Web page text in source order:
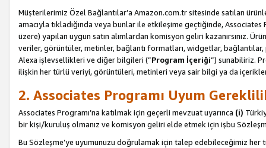
Müşterilerimiz Özel Bağlantılar’a Amazon.com.tr sitesinde satılan
amacıyla tıkladığında veya bunlar ile etkileşime geçtiğinde,
üzere) yapılan uygun satın alımlardan komisyon geliri kazanırsınız.
veriler, görüntüler, metinler, bağlantı formatları, widgetlar,
Alexa işlevsellikleri ve diğer bilgileri (”Program İçeriği”) sunabiliriz.
ilişkin her türlü veriyi, görüntüleri, metinleri veya sair bilgi ya da içerikleri
2. Associates Programı Uyum
Associates Programı’na katılmak için geçerli mevzuat uyarınca (i)
bir kişi/kuruluş olmanız ve komisyon geliri elde etmek için işbu
Bu Sözleşme’ye uyumunuzu doğrulamak için talep edebileceğimiz